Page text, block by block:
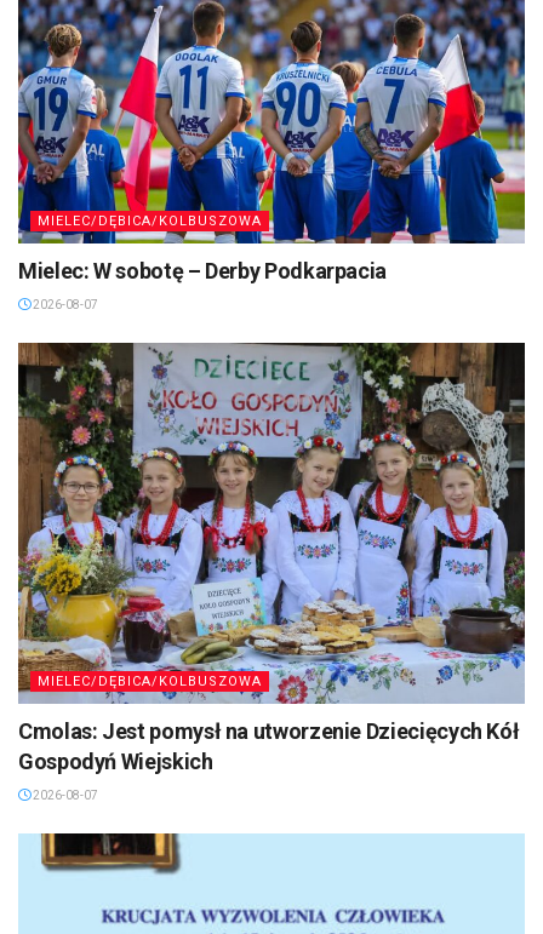
MIELEC/DĘBICA/KOLBUSZOWA
Mielec: W sobotę – Derby Podkarpacia
2026-08-07
MIELEC/DĘBICA/KOLBUSZOWA
Cmolas: Jest pomysł na utworzenie Dziecięcych Kół
Gospodyń Wiejskich
2026-08-07